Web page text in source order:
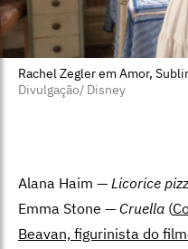
Rachel Zegler em Amor,
Divulgação/ Disney
Alana Haim — Licorice
Emma Stone — Cruella (
Beavan, figurinista do